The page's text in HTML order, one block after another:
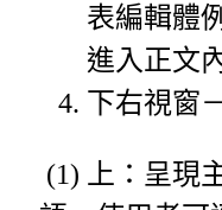
表編輯體
進入正文
下右視窗
(1) 上：呈現